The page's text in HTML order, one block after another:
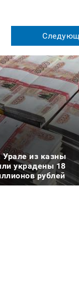
Урале из казны
украдены 18
рублей